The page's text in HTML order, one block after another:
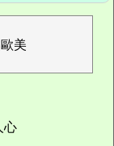
美
心